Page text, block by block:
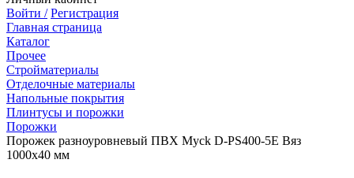
Войти / Регистрация
Главная страница
Каталог
Прочее
Стройматериалы
Отделочные материалы
Напольные покрытия
Плинтусы и порожки
Порожки
Порожек разноуровневый ПВХ Myck D-PS400-5Е Вяз
1000х40 мм